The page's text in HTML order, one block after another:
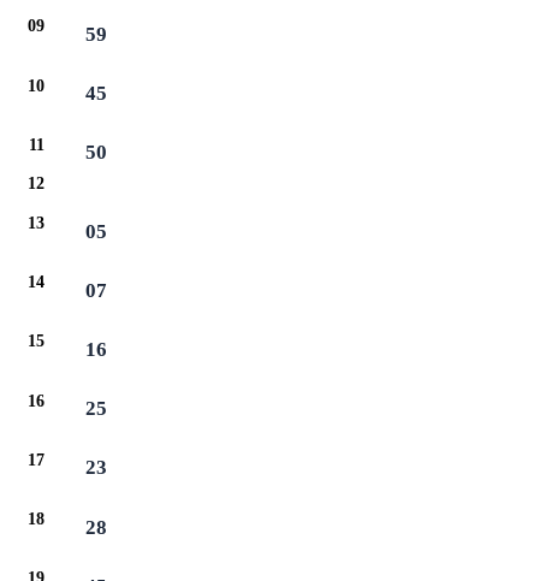
09 59
10 45
11 50
12
13 05
14 07
15 16
16 25
17 23
18 28